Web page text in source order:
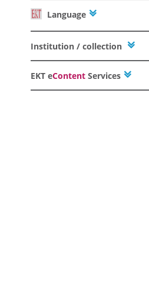
Language
Institution / collection
ΕΚΤ eContent Services